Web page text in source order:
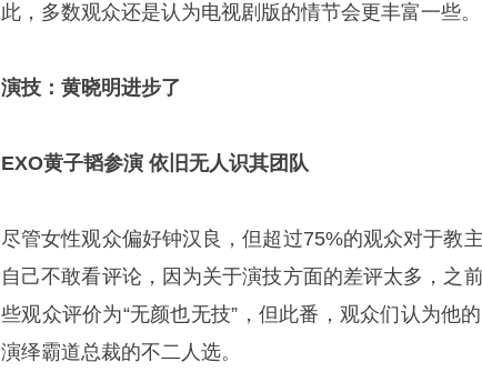
此，多数观众还是认为电视剧版的情节会更丰富一些。
演技：黄晓明进步了
EXO黄子韬参演 依旧无人识其团队
尽管女性观众偏好钟汉良，但超过75%的观众对于教
自己不敢看评论，因为关于演技方面的差评太多，之
些观众评价为“无颜也无技”，但此番，观众们认为他
演绎霸道总裁的不二人选。